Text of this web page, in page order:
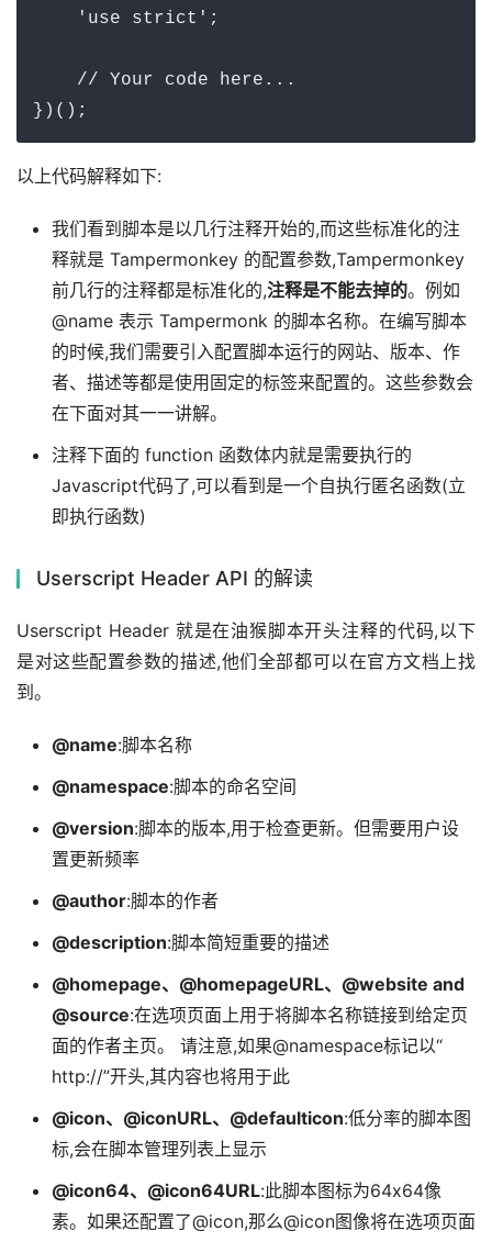
    'use strict';
    // Your code here...
})();
以上代码解释如下:
我们看到脚本是以几行注释开始的,而这些标准化的注
释就是 Tampermonkey 的配置参数,Tampermonkey
前几行的注释都是标准化的,注释是不能去掉的。例如
@name 表示 Tampermonk 的脚本名称。在编写脚本
的时候,我们需要引入配置脚本运行的网站、版本、作
者、描述等都是使用固定的标签来配置的。这些参数会
在下面对其一一讲解。
注释下面的 function 函数体内就是需要执行的
Javascript代码了,可以看到是一个自执行匿名函数(立
即执行函数)
Userscript Header API 的解读
Userscript Header 就是在油猴脚本开头注释的代码,以下
是对这些配置参数的描述,他们全部都可以在官方文档上找
到。
@name:脚本名称
@namespace:脚本的命名空间
@version:脚本的版本,用于检查更新。但需要用户设
置更新频率
@author:脚本的作者
@description:脚本简短重要的描述
@homepage、@homepageURL、@website and
@source:在选项页面上用于将脚本名称链接到给定页
面的作者主页。 请注意,如果@namespace标记以“
http://”开头,其内容也将用于此
@icon、@iconURL、@defaulticon:低分率的脚本图
标,会在脚本管理列表上显示
@icon64、@icon64URL:此脚本图标为64x64像
素。如果还配置了@icon,那么@icon图像将在选项页面